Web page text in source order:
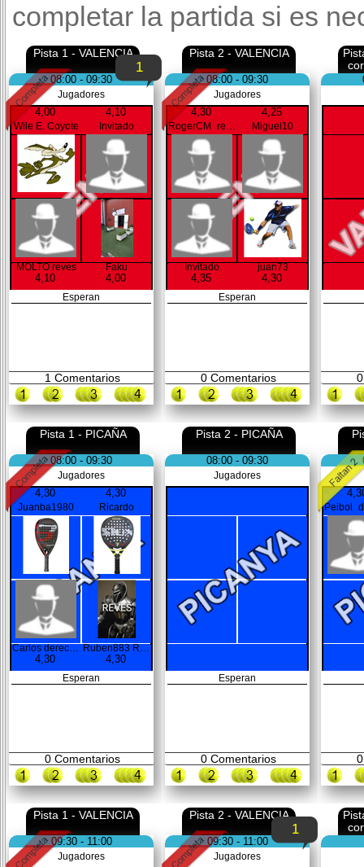
completar la partida si es
Pista 1 - VALENCIA
08:00 - 09:30
Jugadores
4,00
Wile E. Coyote
4,10
Invitado
MOLTO reves
4,10
Faku
4,00
Esperan
1 Comentarios
1
Pista 2 - VALENCIA
08:00 - 09:30
Jugadores
4,30 4,25
Miguel10
Invitado
4,35
juan73
4,30
Esperan
0Comentarios 0
Pista 1 - PICAÑA
08:00 - 09:30
Jugadores
4,30
Juanba1980
4,30
Ricardo
Carlos derecha
4,30
Ruben883 REVES
4,30
Esperan
0Comentarios
Pista 2 - PICAÑA
08:00 - 09:30
Jugadores
Esperan
0Comentarios 0
Pista 1 - VALENCIA
09:30 - 11:00
Jugadores
Pista 2 - VALENCIA
09:30 - 11:00
Jugadores
1